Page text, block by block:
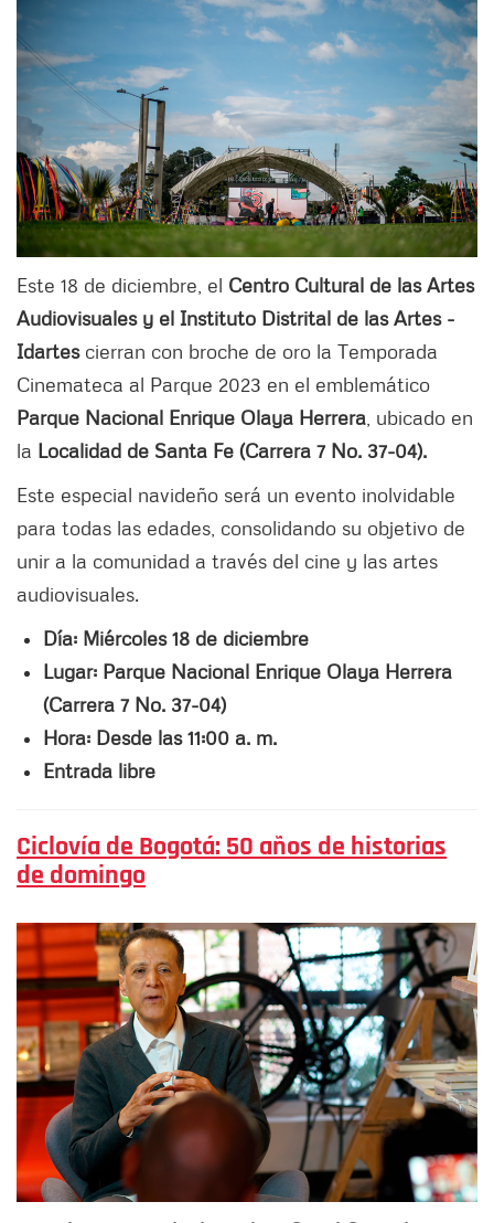
Este 18 de diciembre, el Centro Cultural de las Artes
Audiovisuales y el Instituto Distrital de las Artes -
Idartes cierran con broche de oro la Temporada
Cinemateca al Parque 2023 en el emblemático
Parque Nacional Enrique Olaya Herrera , ubicado en
la Localidad de Santa Fe (Carrera 7 No. 37-04).
Este especial navideño será un evento inolvidable
para todas las edades, consolidando su objetivo de
unir a la comunidad a través del cine y las artes
audiovisuales.
Día: Miércoles 18 de diciembre
Lugar: Parque Nacional Enrique Olaya Herrera
(Carrera 7 No. 37-04)
Hora: Desde las 11:00 a. m.
Entrada libre
Ciclovía de Bogotá: 50 años de historias
de domingo